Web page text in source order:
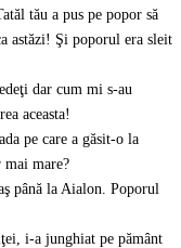
tău a pus pe popor să
astăzi! Şi poporul era sleit
dar cum mi s-au
aceasta!
pe care a găsit-o la
mare?
până la Aialon. Poporul
i-a junghiat pe pământ